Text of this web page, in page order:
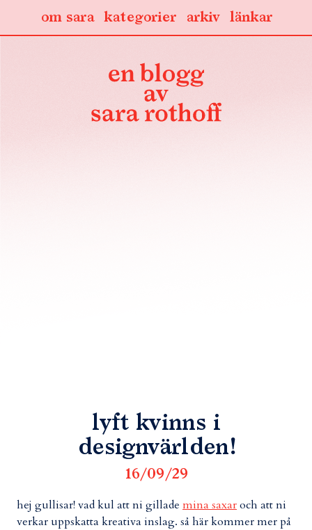
länkar
arkiv
kategorier
om sara
lyft kvinns i
designvärlden!
16/09/29
hej gullisar! vad kul att ni gillade mina saxaroch att ni
verkar uppskatta kreativa inslag. så här kommer mer på